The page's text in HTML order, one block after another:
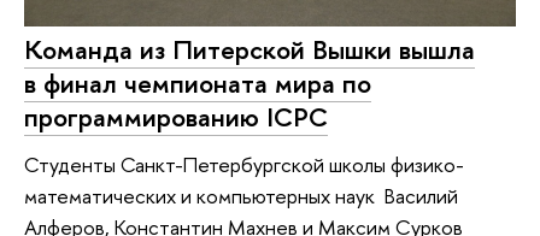
Команда из Питерской Вышки вышла
в финал чемпионата мира по
программированию ICPC
Студенты Санкт-Петербургской школы физико-
математических и компьютерных наук Василий
Алферов, Константин Махнев и Максим Сурков